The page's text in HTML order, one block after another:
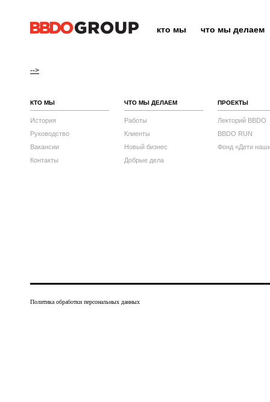
кто мы что мы делаем
-->
КТО МЫ
История
Руководство
Вакансии
Контакты
ЧТО МЫ ДЕЛАЕМ
Работы
Клиенты
Новый бизнес
Добрые дела
ПРОЕКТЫ
Лекторий BBDO
BBDO RUN
Фонд «Дети
Политика обработки персональных данных